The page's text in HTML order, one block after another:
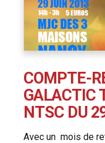
COMPTE-
GALACTIC
NTSC DU
Avec un mois de